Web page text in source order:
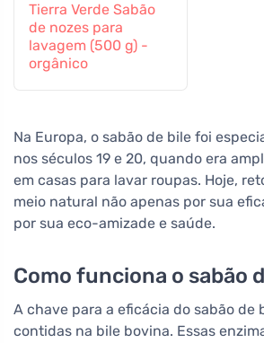
Tierra Verde Sabão
de nozes para
lavagem (500 g) -
orgânico
Na Europa, o sabão de bile foi
nos séculos 19 e 20, quando era
em casas para lavar roupas. Hoje,
meio natural não apenas por sua
por sua eco-amizade e saúde.
Como funciona o sabão
A chave para a eficácia do sabão de
contidas na bile bovina. Essas